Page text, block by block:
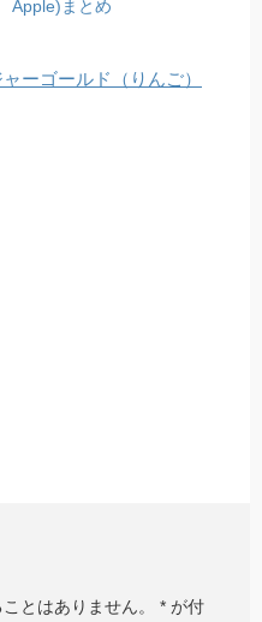
Apple)まとめ
ーゴールド（りんご）
とはありません。 * が付